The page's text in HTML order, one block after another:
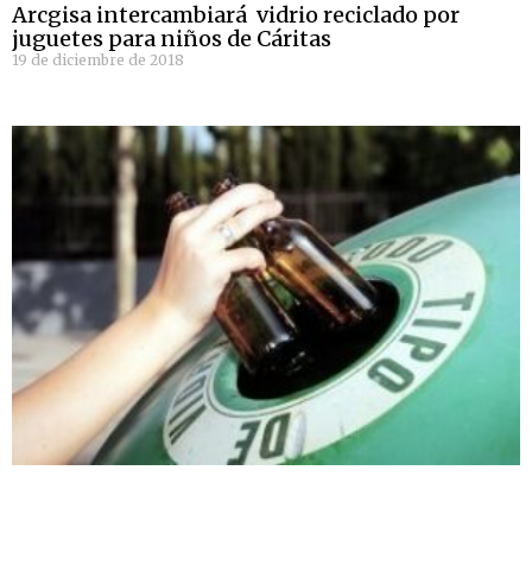
Arcgisa intercambiará vidrio reciclado por
juguetes para niños de Cáritas
19 de diciembre de 2018